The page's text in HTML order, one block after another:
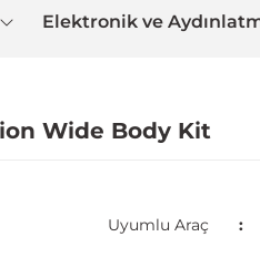
Elektronik ve
Wide Body Kit
Uyumlu Araç